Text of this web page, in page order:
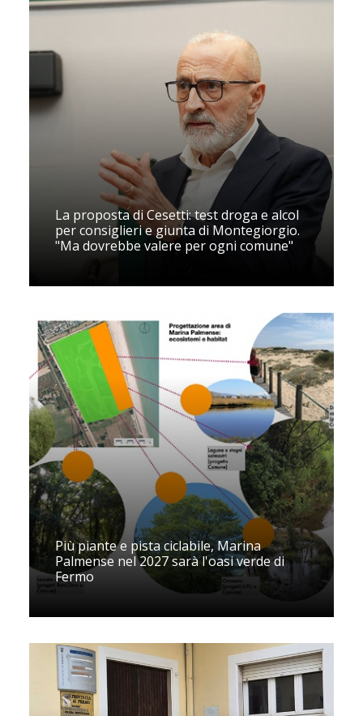
La proposta di Cesetti: test droga e alcol
per consiglieri e giunta di Montegiorgio.
"Ma dovrebbe valere per ogni comune"
Più piante e pista ciclabile, Marina
Palmense nel 2027 sarà l'oasi verde di
Fermo